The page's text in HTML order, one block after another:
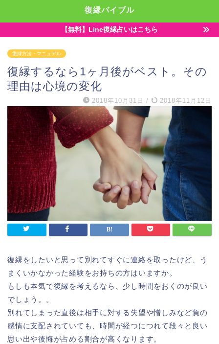
復縁バイブル
【無料】Line復縁占いはこちら
復縁方法・マニュアル
復縁するなら1ヶ月後がベスト。その
理由は心境の変化
2018年10月31日 / 2018年11月12日
復縁をしたいと思って別れてすぐに連絡を取ったけど、う
まくいかなかった経験をお持ちの方はいますか。
もしも本気で復縁を考えるなら、少し時間をおくのが良い
でしょう。。
別れてしまった直後は相手に対する失望や憎しみなど負の
感情に支配されていても、時間が経つにつれて段々と良い
思い出や後悔が占める割合が高くなります。